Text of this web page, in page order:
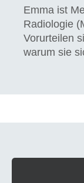
Emma ist
Radiologie
Vorurteilen
warum sie